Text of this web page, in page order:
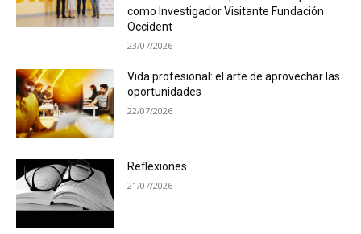
como Investigador Visitante Fundación
Occident
23/07/2026
Vida profesional: el arte de aprovechar las
oportunidades
22/07/2026
Reflexiones
21/07/2026